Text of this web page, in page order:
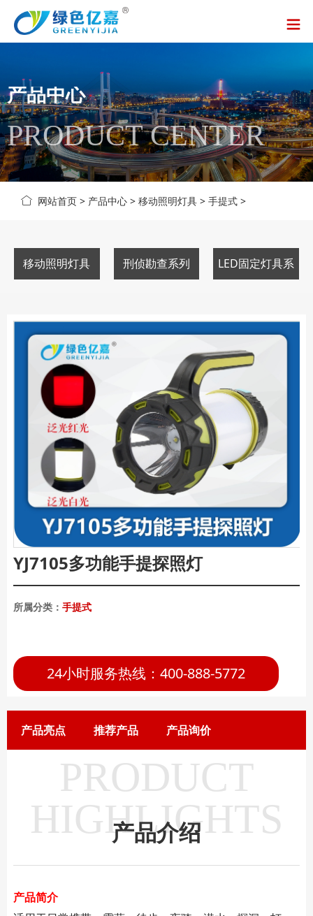
产品中心
PRODUCT CENTER
网站首页 > 产品中心 > 移动照明灯具 > 手提式 >
移动照明灯具 刑侦勘查系列 LED固定灯具系
YJ7105多功能手提探照灯
所属分类： 手提式
24小时服务热线：400-888-5772
产品亮点 推荐产品 产品询价
PRODUCT
HIGHLIGHTS
产品介绍
产品简介